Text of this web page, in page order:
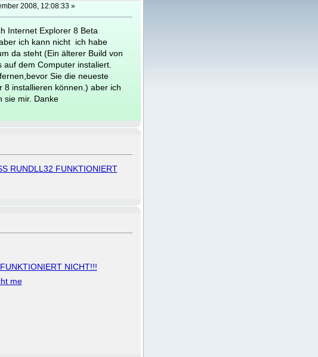
2008, 12:08:33 »
Internet Explorer 8 Beta
ich kann nicht ich habe
da steht (Ein älterer Build von
auf dem Computer instaliert.
Sie die neueste
8 installieren können.) aber ich
sie mir. Danke
RUNDLL32 FUNKTIONIERT
NICHT!!!
me